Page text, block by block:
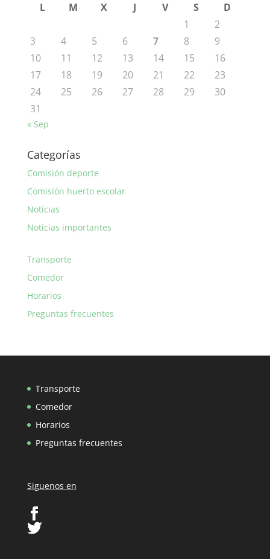
L M X J V S
D
1
2
3
4 5 6 7 8
9
10
11 12 13 14 15
16
17
18 19 20 21 22
23
24
25 26 27 28 29
30
31
« Sep
Categorías
Comisión deporte
Comisión huerto escolar
Noticias
Noticias importantes
Transporte
Comedor
Horarios
Preguntas frecuentes
Transporte
Comedor
Horarios
Preguntas frecuentes
Siguenos en